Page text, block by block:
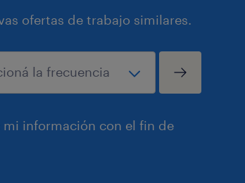
ofertas de trabajo similares.
información con el fin de